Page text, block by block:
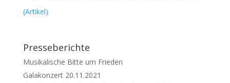
(Artikel)
Presseberichte
Musikalische Bitte um Frieden
Galakonzert 20.11.2021